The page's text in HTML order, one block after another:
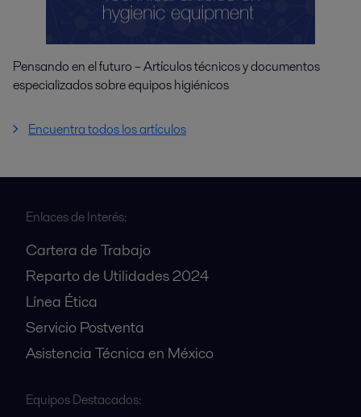
Pensando en el futuro – Artículos técnicos y documentos
especializados sobre equipos higiénicos
Encuentra todos los artículos
Enlaces de Interés:
Cartera de Trabajo
Reparto de Utilidades 2024
Línea Ética
Servicio Postventa
Asistencia Técnica en México
Equipos Destacados: